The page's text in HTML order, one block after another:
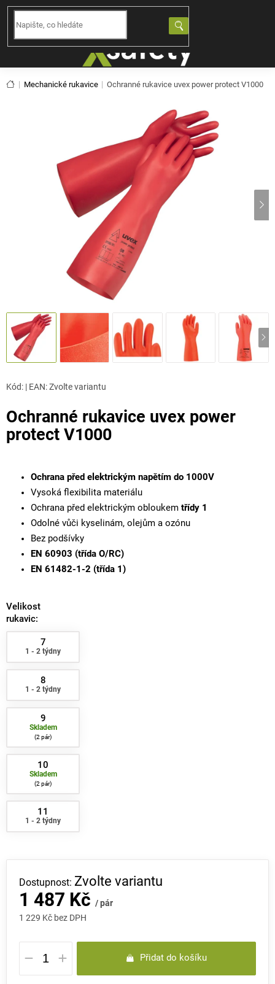
Přejít
obsah
Domů
Mechanické rukavice Ochranné rukavice uvex power protect V1000
Ochranné rukavice uvex power
protect V1000
Kód: | EAN:Zvolte variantu
Ochrana před elektrickým napětím do 1000V
Vysoká flexibilita materiálu
Ochrana před elektrickým obloukem třídy 1
Odolné vůči kyselinám, olejům a ozónu
Bez podšívky
EN 60903 (třída O/RC)
EN 61482-1-2 (třída 1)
Velikost
rukavic:
7
1 - 2 týdny
8
1 - 2 týdny
9
Skladem
2 pár
10
Skladem
2 pár
11
1 - 2 týdny
1 487 Kč / pár
1 229 Kč bez DPH
Měrná
cena:
Zvolte variantu
Přidat do košíku